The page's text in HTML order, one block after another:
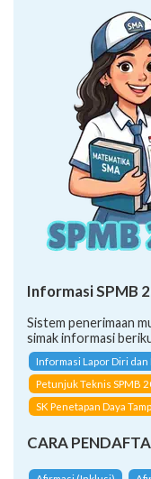
Informasi SPMB
Sistem penerimaan
simak informasi
Informasi Lapor Diri dan
Petunjuk Teknis SPMB
SK Penetapan Daya
CARA